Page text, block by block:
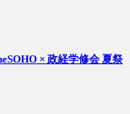
× 政経学修会 夏祭